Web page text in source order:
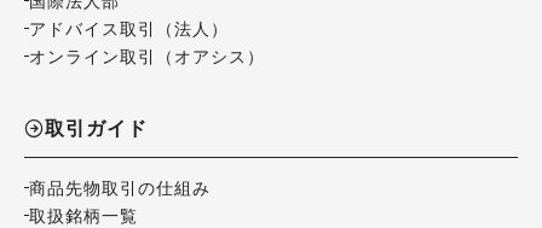
アドバイス取引（法人）
オンライン取引（オアシス）
取引ガイド
商品先物取引の仕組み
取扱銘柄一覧